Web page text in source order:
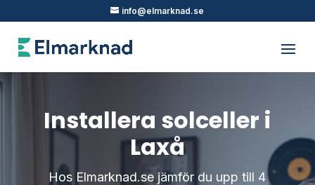
info@elmarknad.se
Installera solceller i
Laxå
Hos Elmarknad.se jämför du upp till 4